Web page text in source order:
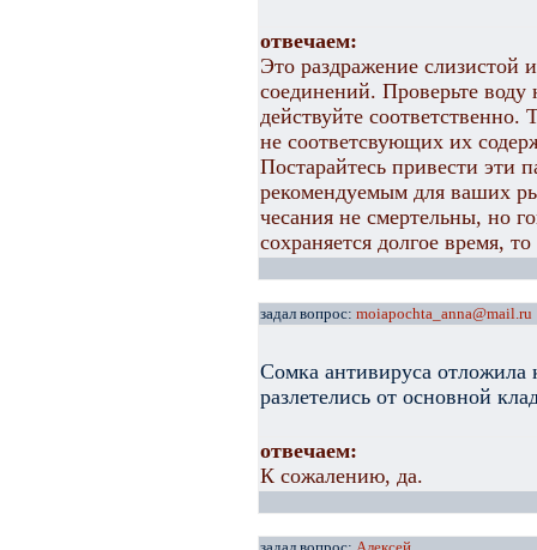
отвечаем:
Это раздражение слизистой
соединений. Проверьте
действуйте
не соответсвующих их
Постарайтесь привести эти
рекомендуемым для ваших
чесания не смертельны, но
сохраняется долгое время,
задал вопрос: moiapochta_anna@mail.ru
Сомка антивируса отложила
разлетелись от основной
отвечаем:
К сожалению, да.